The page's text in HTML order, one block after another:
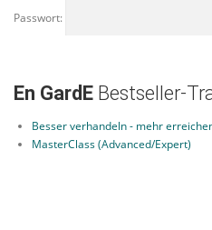
Passwort:
En GardE Bestseller-
Besser verhandeln - mehr
MasterClass (Advanced/Expert)